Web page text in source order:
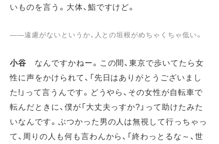
いものを言う。大体、鮨ですけど。
――遠慮がないというか、人との垣根がめちゃくちゃ低い。
小谷 なんですかねー。この間、東京で歩いてたら女
性に声をかけられて、「先日はありがとうございまし
た!」って言うんです。どうやら、その女性が自転車で
転んだときに、僕が「大丈夫っすか?」って助けたみた
いなんです。ぶつかった男の人は無視して行っちゃっ
て、周りの人も何も言わんから、「終わっとるな～、世